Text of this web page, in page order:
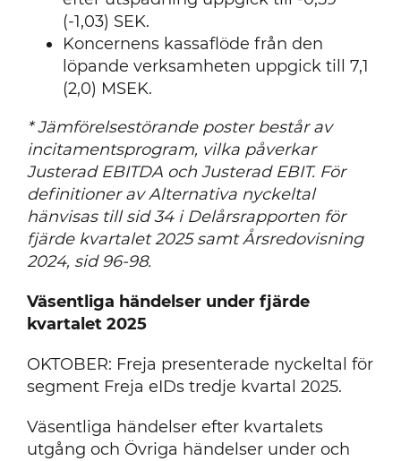
(-1,03) SEK.
Koncernens kassaflöde från den
löpande verksamheten uppgick till 7,1
(2,0) MSEK.
* Jämförelsestörande poster består av
incitamentsprogram, vilka påverkar
Justerad EBITDA och Justerad EBIT. För
definitioner av Alternativa nyckeltal
hänvisas till sid 34 i Delårsrapporten för
fjärde kvartalet 2025 samt Årsredovisning
2024, sid 96-98.
Väsentliga händelser under fjärde
kvartalet 2025
OKTOBER: Freja presenterade nyckeltal för
segment Freja eIDs tredje kvartal 2025.
Väsentliga händelser efter kvartalets
utgång och Övriga händelser under och